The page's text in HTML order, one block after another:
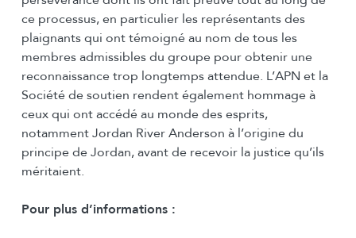
ce processus, en particulier les représentants des
plaignants qui ont témoigné au nom de tous les
membres admissibles du groupe pour obtenir une
reconnaissance trop longtemps attendue. L’APN et la
Société de soutien rendent également hommage à
ceux qui ont accédé au monde des esprits,
notamment Jordan River Anderson à l’origine du
principe de Jordan, avant de recevoir la justice qu’ils
méritaient.
Pour plus d’informations :